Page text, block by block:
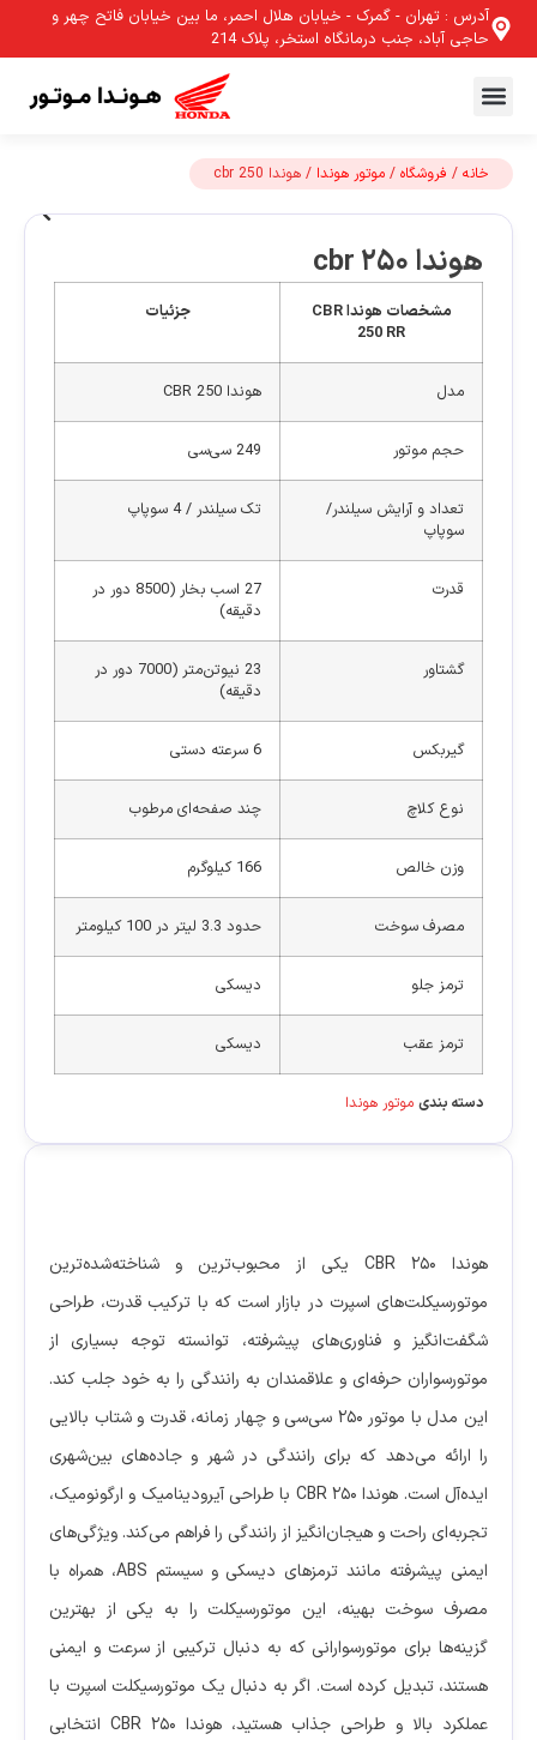
آدرس : تهران - گمرک - خیابان هلال احمر، ما بین خیابان فاتح چهر و
حاجی آباد، جنب درمانگاه استخر، پلاک 214
خانه / فروشگاه / موتور هوندا / هوندا cbr 250
هوندا cbr 250
مشخصات هوندا CBR
250 RR
جزئیات
مدل هوندا CBR 250
حجم موتور 249 سی‌سی
تعداد و آرایش سیلندر/
سوپاپ
تک سیلندر / 4 سوپاپ
قدرت
27 اسب بخار (8500 دور در
دقیقه)
گشتاور
23 نیوتن‌متر (7000 دور در
دقیقه)
گیربکس 6 سرعته دستی
نوع کلاچ چند صفحه‌ای مرطوب
وزن خالص 166 کیلوگرم
مصرف سوخت حدود 3.3 لیتر در 100 کیلومتر
ترمز جلو دیسکی
ترمز عقب دیسکی
دسته بندی موتور هوندا
هوندا CBR 250 یکی از محبوب‌ترین و شناخته‌شده‌ترین
موتورسیکلت‌های اسپرت در بازار است که با ترکیب قدرت، طراحی
شگفت‌انگیز و فناوری‌های پیشرفته، توانسته توجه بسیاری از
موتورسواران حرفه‌ای و علاقمندان به رانندگی را به خود جلب کند.
این مدل با موتور 250 سی‌سی و چهار زمانه، قدرت و شتاب بالایی
را ارائه می‌دهد که برای رانندگی در شهر و جاده‌های بین‌شهری
ایده‌آل است. هوندا CBR 250 با طراحی آیرودینامیک و ارگونومیک،
تجربه‌ای راحت و هیجان‌انگیز از رانندگی را فراهم می‌کند. ویژگی‌های
ایمنی پیشرفته مانند ترمزهای دیسکی و سیستم ABS، همراه با
مصرف سوخت بهینه، این موتورسیکلت را به یکی از بهترین
گزینه‌ها برای موتورسوارانی که به دنبال ترکیبی از سرعت و ایمنی
هستند، تبدیل کرده است. اگر به دنبال یک موتورسیکلت اسپرت با
عملکرد بالا و طراحی جذاب هستید، هوندا CBR 250 انتخابی